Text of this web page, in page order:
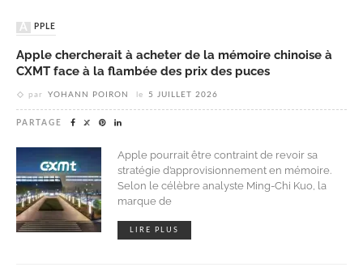
APPLE
Apple chercherait à acheter de la mémoire chinoise à
CXMT face à la flambée des prix des puces
par YOHANN POIRON le 5 JUILLET 2026
PARTAGE
Apple pourrait être contraint de revoir sa
stratégie d’approvisionnement en mémoire.
Selon le célèbre analyste Ming-Chi Kuo, la
marque de
LIRE PLUS